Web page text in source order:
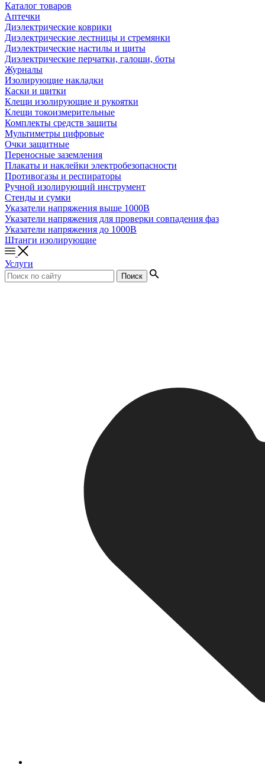
Каталог товаров
Аптечки
Диэлектрические коврики
Диэлектрические лестницы и стремянки
Диэлектрические настилы и щиты
Диэлектрические перчатки, галоши, боты
Журналы
Изолирующие накладки
Каски и щитки
Клещи изолирующие и рукоятки
Клещи токоизмерительные
Комплекты средств защиты
Мультиметры цифровые
Очки защитные
Переносные заземления
Плакаты и наклейки электробезопасности
Противогазы и респираторы
Ручной изолирующий инструмент
Стенды и сумки
Указатели напряжения выше 1000В
Указатели напряжения для проверки совпадения фаз
Указатели напряжения до 1000В
Штанги изолирующие
Услуги